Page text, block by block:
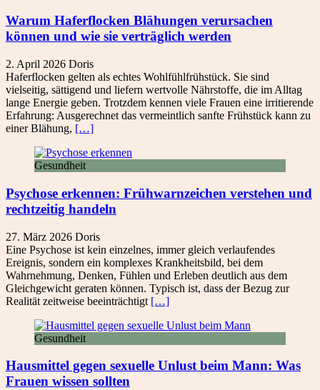
Warum Haferflocken Blähungen verursachen
können und wie sie verträglich werden
2. April 2026 Doris
Haferflocken gelten als echtes Wohlfühlfrühstück. Sie sind
vielseitig, sättigend und liefern wertvolle Nährstoffe, die im Alltag
lange Energie geben. Trotzdem kennen viele Frauen eine irritierende
Erfahrung: Ausgerechnet das vermeintlich sanfte Frühstück kann zu
einer Blähung, […]
Gesundheit
Psychose erkennen: Frühwarnzeichen verstehen und
rechtzeitig handeln
27. März 2026 Doris
Eine Psychose ist kein einzelnes, immer gleich verlaufendes
Ereignis, sondern ein komplexes Krankheitsbild, bei dem
Wahrnehmung, Denken, Fühlen und Erleben deutlich aus dem
Gleichgewicht geraten können. Typisch ist, dass der Bezug zur
Realität zeitweise beeinträchtigt […]
Gesundheit
Hausmittel gegen sexuelle Unlust beim Mann: Was
Frauen wissen sollten